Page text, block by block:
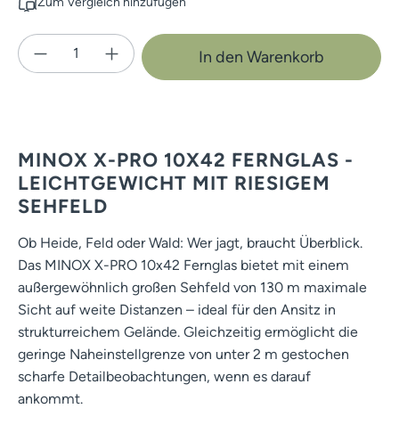
Produkt Anzahl: Gib den gewünschten
In den Warenkorb
MINOX X-PRO 10X42 FERNGLAS -
LEICHTGEWICHT MIT RIESIGEM
SEHFELD
Ob Heide, Feld oder Wald: Wer jagt, braucht Überblick.
Das MINOX X-PRO 10x42 Fernglas bietet mit einem
außergewöhnlich großen Sehfeld von 130 m maximale
Sicht auf weite Distanzen – ideal für den Ansitz in
strukturreichem Gelände. Gleichzeitig ermöglicht die
geringe Naheinstellgrenze von unter 2 m gestochen
scharfe Detailbeobachtungen, wenn es darauf
ankommt.